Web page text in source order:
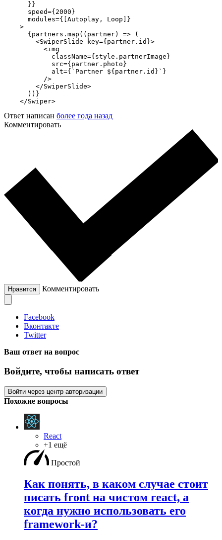
      }}
      speed={2000}
      modules={[Autoplay, Loop]}
    >
      {partners.map((partner) => (
        <SwiperSlide key={partner.id}>
          <img
            className={style.partnerImage}
            src={partner.photo}
            alt={`Partner ${partner.id}`}
          />
        </SwiperSlide>
      ))}
    </Swiper>
Ответ написан более года назад
Комментировать
Нравится Комментировать
Facebook
Вконтакте
Twitter
Ваш ответ на вопрос
Войдите, чтобы написать ответ
Войти через центр авторизации
Похожие вопросы
React
+1 ещё
Простой
Как понять, в каком случае стоит
писать front на чистом react, а
когда нужно использовать его
framework-и?